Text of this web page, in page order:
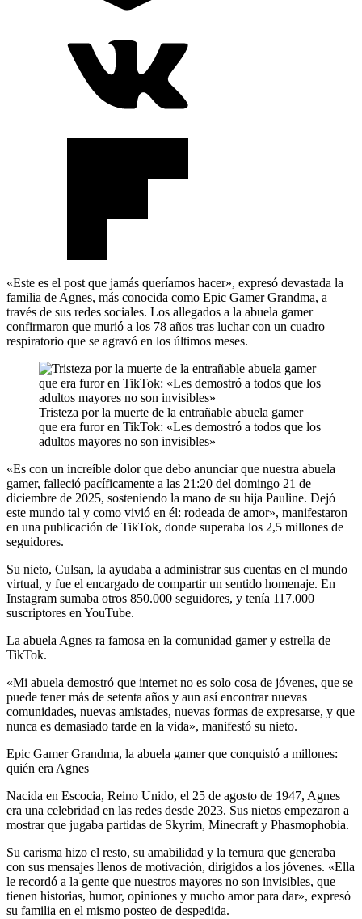
«Este es el post que jamás queríamos hacer», expresó devastada la
familia de Agnes, más conocida como Epic Gamer Grandma, a
través de sus redes sociales. Los allegados a la abuela gamer
confirmaron que murió a los 78 años tras luchar con un cuadro
respiratorio que se agravó en los últimos meses.
Tristeza por la muerte de la entrañable abuela gamer
que era furor en TikTok: «Les demostró a todos que los
adultos mayores no son invisibles»
«Es con un increíble dolor que debo anunciar que nuestra abuela
gamer, falleció pacíficamente a las 21:20 del domingo 21 de
diciembre de 2025, sosteniendo la mano de su hija Pauline. Dejó
este mundo tal y como vivió en él: rodeada de amor», manifestaron
en una publicación de TikTok, donde superaba los 2,5 millones de
seguidores.
Su nieto, Culsan, la ayudaba a administrar sus cuentas en el mundo
virtual, y fue el encargado de compartir un sentido homenaje. En
Instagram sumaba otros 850.000 seguidores, y tenía 117.000
suscriptores en YouTube.
La abuela Agnes ra famosa en la comunidad gamer y estrella de
TikTok.
«Mi abuela demostró que internet no es solo cosa de jóvenes, que se
puede tener más de setenta años y aun así encontrar nuevas
comunidades, nuevas amistades, nuevas formas de expresarse, y que
nunca es demasiado tarde en la vida», manifestó su nieto.
Epic Gamer Grandma, la abuela gamer que conquistó a millones:
quién era Agnes
Nacida en Escocia, Reino Unido, el 25 de agosto de 1947, Agnes
era una celebridad en las redes desde 2023. Sus nietos empezaron a
mostrar que jugaba partidas de Skyrim, Minecraft y Phasmophobia.
Su carisma hizo el resto, su amabilidad y la ternura que generaba
con sus mensajes llenos de motivación, dirigidos a los jóvenes. «Ella
le recordó a la gente que nuestros mayores no son invisibles, que
tienen historias, humor, opiniones y mucho amor para dar», expresó
su familia en el mismo posteo de despedida.